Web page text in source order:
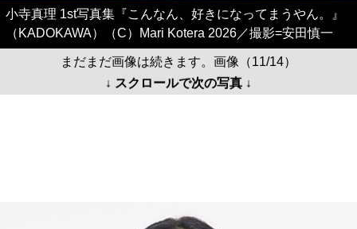
小寺真理 1st写真集『こんなん、好きになってまうやん。』
（KADOKAWA）（C）Mari Kotera 2026／撮影=安田慎一
まだまだ画像は続きます。画像（11/14）
↓ スクロールで次の写真 ↓